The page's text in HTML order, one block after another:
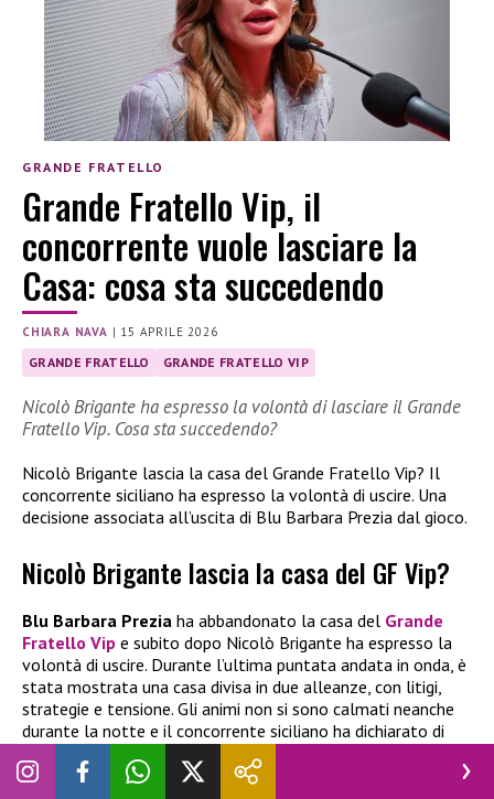
GRANDE FRATELLO
Grande Fratello Vip, il
concorrente vuole lasciare la
Casa: cosa sta succedendo
CHIARA NAVA | 15 APRILE 2026
GRANDE FRATELLO GRANDE FRATELLO VIP
Nicolò Brigante ha espresso la volontà di lasciare il Grande
Fratello Vip. Cosa sta succedendo?
Nicolò Brigante lascia la casa del Grande Fratello Vip? Il
concorrente siciliano ha espresso la volontà di uscire. Una
decisione associata all’uscita di Blu Barbara Prezia dal gioco.
Nicolò Brigante lascia la casa del GF Vip?
Blu Barbara Prezia ha abbandonato la casa del Grande
Fratello Vip e subito dopo Nicolò Brigante ha espresso la
volontà di uscire. Durante l’ultima puntata andata in onda, è
stata mostrata una casa divisa in due alleanze, con litigi,
strategie e tensione. Gli animi non si sono calmati neanche
durante la notte e il concorrente siciliano ha dichiarato di